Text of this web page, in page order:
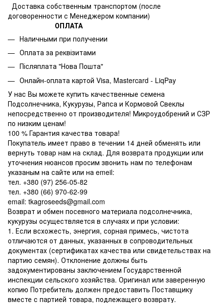
Доставка собственным транспортом (после
договоренности с Менеджером компании)
ОПЛАТА
Наличными при получении
Оплата за реквізитами
Післяплата "Нова Пошта"
Онлайн-оплата картой Visa, Mastercard - LiqPay
У нас Вы можете купить качественные семена
Подсолнечника, Кукурузы, Рапса и Кормовой Свеклы
непосредственно от производителя! Микроудобрений и СЗР
по низким ценам!
100 % Гарантия качества товара!
Покупатель имеет право в течении 14 дней обменять или
вернуть товар нам на склад. Для возврата продукции или
уточнения нюансов просим звонить нам по телефонам
указаным на сайте или на emeil:
тел. +380 (97) 256-05-82
тел. +380 (66) 970-62-99
email: tkagroseeds@gmail.com
Возврат и обмен посевного материала подсолнечника,
кукурузы осуществляется в случаях и при условии:
1. Если всхожесть, энергия, сорная примесь, чистота
отличаются от данных, указанных в сопроводительных
документах (сертификатах качества или свидетельствах на
партию семян). Отклонение должны быть
задокументированы заключением Государственной
инспекции сельского хозяйства. Оригинал или заверенную
копию Потребитель должен предоставить Поставщику
вместе с партией товара, подлежащего возврату.